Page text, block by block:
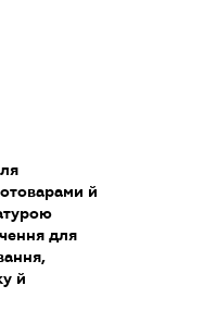
й
для
й